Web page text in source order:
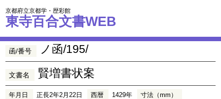
京都府立京都学・歴彩館
東寺百合文書WEB
函/番号 ノ函/195/
文書名 賢増書状案
年月日 正長2年2月22日 西暦 1429年
寸法（mm）